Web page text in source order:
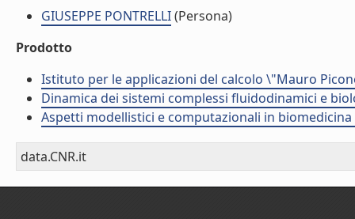
GIUSEPPE PONTRELLI(Persona)
Prodotto
Istituto per le applicazioni del calcolo \"Mauro
Dinamica dei sistemi complessi fluidodinamici e
Aspetti modellistici e computazionali in biomedicina
data.CNR.it